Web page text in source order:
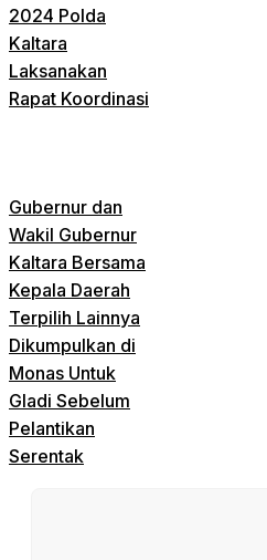
2024 Polda
Kaltara
Laksanakan
Rapat Koordinasi
Gubernur dan
Wakil Gubernur
Kaltara Bersama
Kepala Daerah
Terpilih Lainnya
Dikumpulkan di
Monas Untuk
Gladi Sebelum
Pelantikan
Serentak